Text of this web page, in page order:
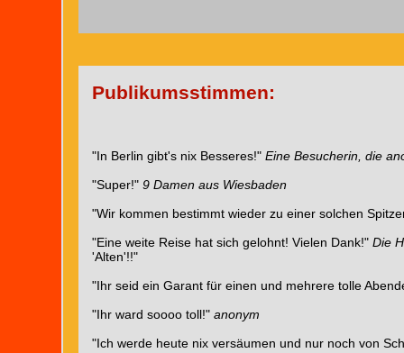
Publikumsstimmen:
"In Berlin gibt's nix Besseres!" Eine Besucherin, die
"Super!" 9 Damen aus Wiesbaden
"Wir kommen bestimmt wieder zu einer solchen
"Eine weite Reise hat sich gelohnt! Vielen Dank!" Die
'Alten'!!"
"Ihr seid ein Garant für einen und mehrere tolle
"Ihr ward soooo toll!" anonym
"Ich werde heute nix versäumen und nur noch von